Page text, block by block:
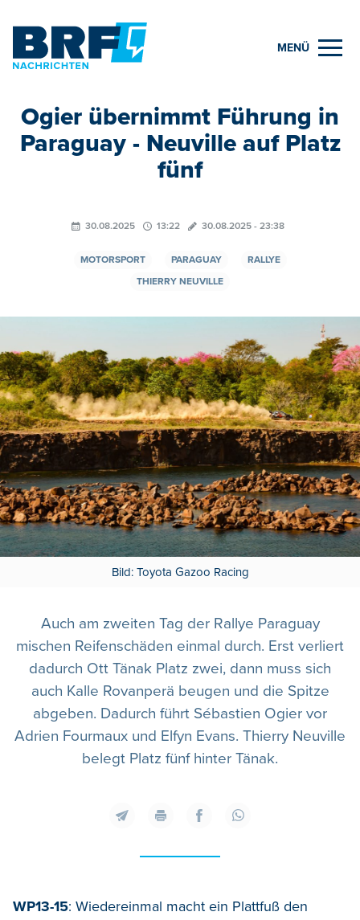
MENÜ
Ogier übernimmt Führung in
Paraguay - Neuville auf Platz
fünf
30.08.2025 13:22 30.08.2025 - 23:38
MOTORSPORT PARAGUAY
RALLYE
THIERRY NEUVILLE
Bild: Toyota Gazoo Racing
Auch am zweiten Tag der Rallye Paraguay
mischen Reifenschäden einmal durch. Erst verliert
dadurch Ott Tänak Platz zwei, dann muss sich
auch Kalle Rovanperä beugen und die Spitze
abgeben. Dadurch führt Sébastien Ogier vor
Adrien Fourmaux und Elfyn Evans. Thierry Neuville
belegt Platz fünf hinter Tänak.
WP13-15: Wiedereinmal macht ein Plattfuß den